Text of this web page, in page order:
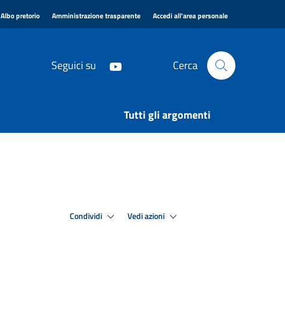
Albo pretorio Amministrazione trasparente Accedi all'area personale
Seguici su Cerca
Tutti gli argomenti
Condividi Vedi azioni